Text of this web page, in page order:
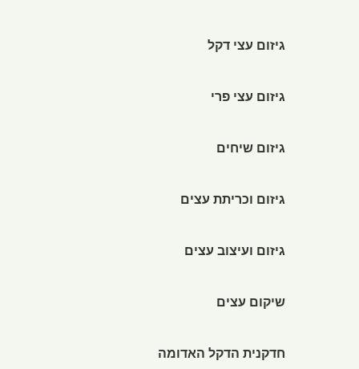
גיזום עצי דקל
גיזום עצי פרי
גיזום שיחים
גיזום וכריתת עצים
גיזום ועיצוב עצים
שיקום עצים
חדקנית הדקל האדומה